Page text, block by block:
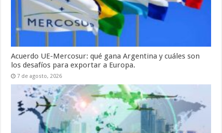
Acuerdo UE-Mercosur: qué gana Argentina y cuáles son
los desafíos para exportar a Europa.
7 de agosto, 2026